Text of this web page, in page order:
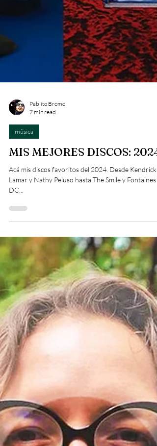
Pablito Bromo
7 min read
música
MIS MEJORES DISCOS: 2024
Acá mis discos favoritos del 2024. Desde Kendrick
DC...